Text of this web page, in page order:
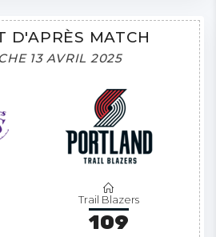
D'APRÈS MATCH
13 AVRIL 2025
Trail Blazers
109